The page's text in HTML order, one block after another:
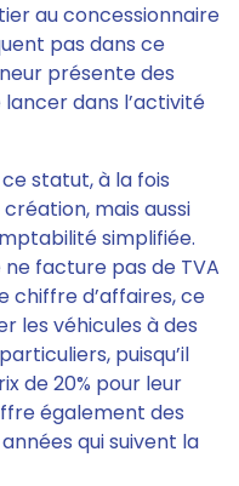
au concessionnaire
pas dans ce
présente des
lancer dans l’activité
statut, à la fois
mais aussi
simplifiée.
facture pas de TVA
chiffre d’affaires, ce
les véhicules à des
puisqu’il
de 20% pour leur
également des
qui suivent la